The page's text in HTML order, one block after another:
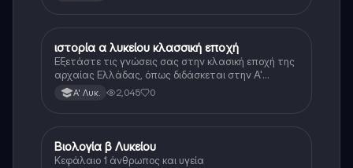
Ιστορία
ιστορία α λυκείου κλασσική εποχή
Εξετάστε τις γνώσεις σας στην κλασική εποχή της
αρχαίας Ελλάδας, όπως διδάσκεται στην Α'
Λυκείου.Α' Λυκ. 2,045 0
Βιολογία
Βιολογία β Λυκείου
Κεφάλαιο 1 άνθρωπος και υγεία